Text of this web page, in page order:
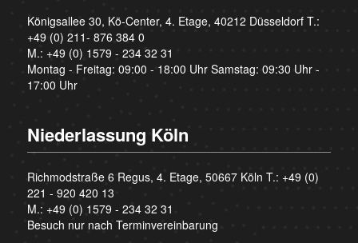
Königsallee 30, Kö-Center, 4. Etage, 40212 Düsseldorf T.:
+49 (0) 211- 876 384 0
M.: +49 (0) 1579 - 234 32 31
Montag - Freitag: 09:00 - 18:00 Uhr Samstag: 09:30 Uhr -
17:00 Uhr
Niederlassung Köln
Richmodstraße 6 Regus, 4. Etage, 50667 Köln T.: +49 (0)
221 - 920 420 13
M.: +49 (0) 1579 - 234 32 31
Besuch nur nach Terminvereinbarung